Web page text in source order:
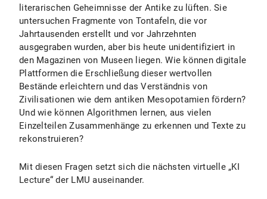
literarischen Geheimnisse der Antike zu lüften. Sie
untersuchen Fragmente von Tontafeln, die vor
Jahrtausenden erstellt und vor Jahrzehnten
ausgegraben wurden, aber bis heute unidentifiziert in
den Magazinen von Museen liegen. Wie können digitale
Plattformen die Erschließung dieser wertvollen
Bestände erleichtern und das Verständnis von
Zivilisationen wie dem antiken Mesopotamien fördern?
Und wie können Algorithmen lernen, aus vielen
Einzelteilen Zusammenhänge zu erkennen und Texte zu
rekonstruieren?
Mit diesen Fragen setzt sich die nächsten virtuelle „KI
Lecture“ der LMU auseinander.